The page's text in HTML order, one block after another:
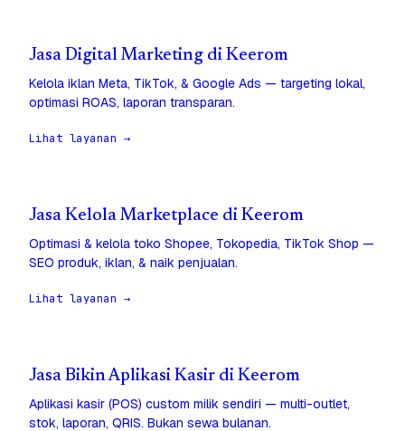
Jasa Digital Marketing di Keerom
Kelola iklan Meta, TikTok, & Google Ads — targeting lokal,
optimasi ROAS, laporan transparan.
Lihat layanan →
Jasa Kelola Marketplace di Keerom
Optimasi & kelola toko Shopee, Tokopedia, TikTok Shop —
SEO produk, iklan, & naik penjualan.
Lihat layanan →
Jasa Bikin Aplikasi Kasir di Keerom
Aplikasi kasir (POS) custom milik sendiri — multi-outlet,
stok, laporan, QRIS. Bukan sewa bulanan.